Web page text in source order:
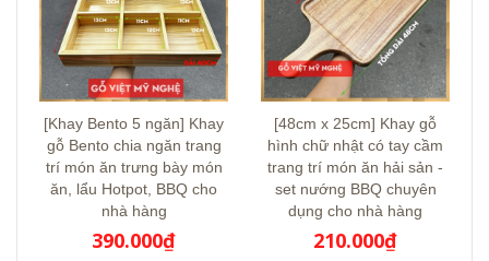
[Khay Bento 5 ngăn] Khay
gỗ Bento chia ngăn trang
trí món ăn trưng bày món
ăn, lẩu Hotpot, BBQ cho
nhà hàng
390.000₫
[48cm x 25cm] Khay gỗ
hình chữ nhật có tay cầm
trang trí món ăn hải sản -
set nướng BBQ chuyên
dụng cho nhà hàng
210.000₫